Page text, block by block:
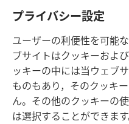
プライバシー設定
ユーザーの利便性を可能
ブサイトはクッキーおよ
ッキーの中には当ウェブ
ものもあり，そのクッキ
ん。その他のクッキーの
は選択することができま
36 聖霊すなわち神の活動的な力
聖霊がクリスチャン会
命をなすという事につい
す。聖霊は人間という媒介
れで『聖霊があなた方を
は述べています。しかし